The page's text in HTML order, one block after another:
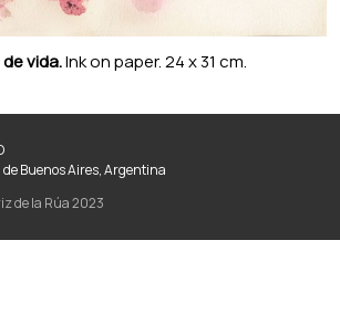
News
vida.Ink on paper. 24 x 31 cm.
Buenos Aires, Argentina
de la Rúa 2023